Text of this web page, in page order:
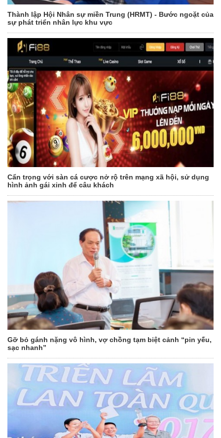
Thành lập Hội Nhân sự miền Trung (HRMT) - Bước ngoặt của
sự phát triển nhân lực khu vực
Cẩn trọng với sàn cá cược nở rộ trên mạng xã hội, sử dụng
hình ảnh gái xinh để câu khách
Gỡ bỏ gánh nặng vô hình, vợ chồng tạm biệt cảnh “pin yếu,
sạc nhanh”